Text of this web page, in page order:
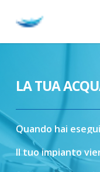
LA TUA
Quando hai
Il tuoimpianto